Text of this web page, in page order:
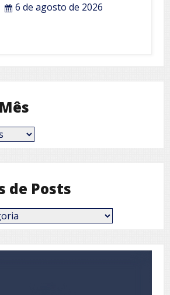
6 de agosto de 2026
de Posts